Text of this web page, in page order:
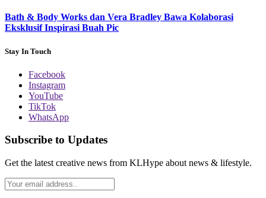
Bath & Body Works dan Vera Bradley Bawa Kolaborasi
Eksklusif Inspirasi Buah Pic
Stay In Touch
Facebook
Instagram
YouTube
TikTok
WhatsApp
Subscribe to Updates
Get the latest creative news from KLHype about news & lifestyle.